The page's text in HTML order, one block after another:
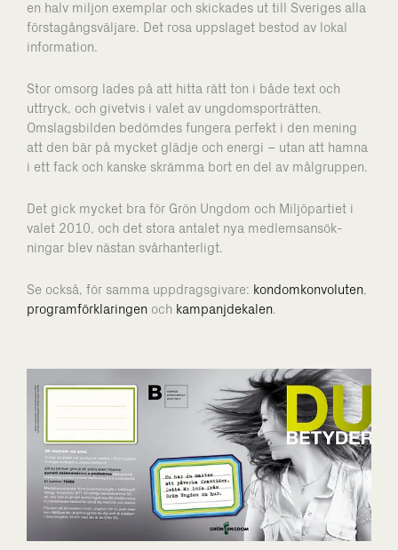
en halv miljon exemplar och skickades ut till Sveriges alla
förstagångsväljare. Det rosa uppslaget bestod av lokal
information.
Stor omsorg lades på att hitta rätt ton i både text och
uttryck, och givet­vis i valet av ungdomsporträtten.
Omslagsbilden bedömdes fungera perfekt i den mening
att den bär på mycket glädje och energi – utan att hamna
i ett fack och kanske skrämma bort en del av målgruppen.
Det gick mycket bra för Grön Ungdom och Miljöpartiet i
valet 2010, och det stora antalet nya medlems­ansök­
ningar blev nästan svårhanterligt.
Se också, för samma uppdragsgivare: kondomkonvoluten,
programförklaringen och kampanjdekalen.